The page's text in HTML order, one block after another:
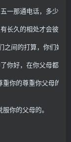
一那通电话，多少
长久的相处才会彼此
间的打算，你们好
你好，在你父母都还
你的尊重你父母的。
你的父母的。